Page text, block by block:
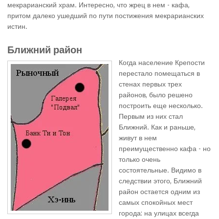
мекрарианский храм. Интересно, что жрец в нем - кафа,
притом далеко ушедший по пути постижения мекрарианских
истин.
Ближний район
Когда население Крепости
перестало помещаться в
стенах первых трех
районов, было решено
построить еще несколько.
Первым из них стал
Ближний. Как и раньше,
живут в нем
преимущественно кафа - но
только очень
состоятельные. Видимо в
следствии этого, Ближний
район остается одним из
самых спокойных мест
города: на улицах всегда